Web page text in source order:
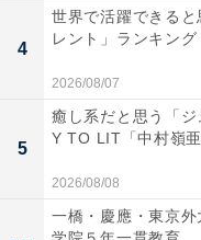
次ページ
4
世界で活躍できる
レント」ランキング
2026/08/07
5
癒し系だと思う「
Y TO LIT「中村嶺
2026/08/08
一橋・慶應・東京